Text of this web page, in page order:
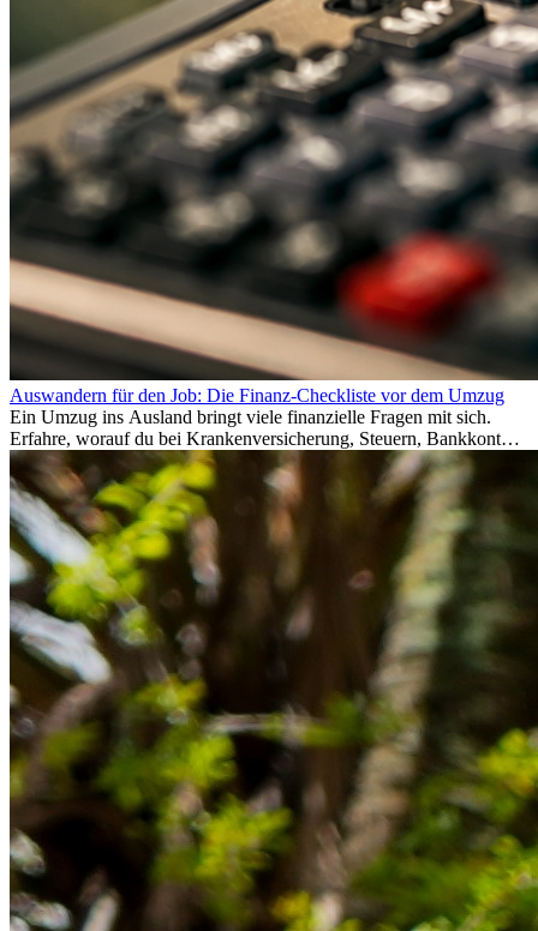
Auswandern für den Job: Die Finanz-Checkliste vor dem Umzug
Ein Umzug ins Ausland bringt viele finanzielle Fragen mit sich.
Erfahre, worauf du bei Krankenversicherung, Steuern, Bankkonto,
Rücklagen und Budgetplanung achten solltest, damit dein Neustart
im Ausland reibungslos gelingt.